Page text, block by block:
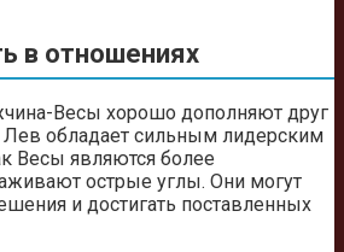
в отношениях
Весы хорошо дополняют друг
Лев обладает сильным лидерским
Весы являются более
острые углы. Они могут
и достигать поставленных